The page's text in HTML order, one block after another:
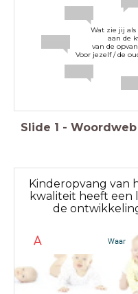
Wat zie jij als
aan de
van de
Voor jezelf / de
Slide 1 - Woordweb
Kinderopvang van
kwaliteit heeft een
de
A Waar